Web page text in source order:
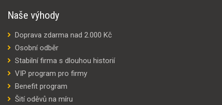
Naše výhody
Doprava zdarma nad 2.000 Kč
Osobní odběr
Stabilní firma s dlouhou historií
VIP program pro firmy
Benefit program
Šití oděvů na míru